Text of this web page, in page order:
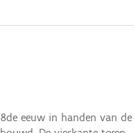
eeuw in handen van de